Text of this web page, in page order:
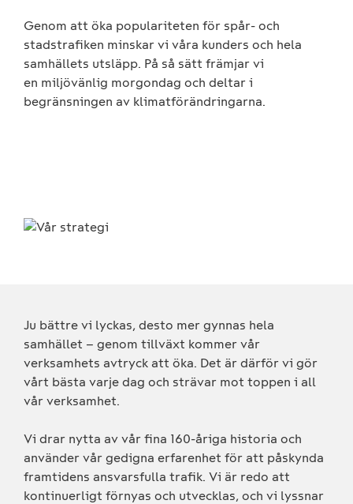
Genom att öka populariteten för spår- och
stadstrafiken minskar vi våra kunders och hela
samhällets utsläpp. På så sätt främjar vi
en miljövänlig morgondag och deltar i
begränsningen av klimatförändringarna.
Ju bättre vi lyckas, desto mer gynnas hela
samhället – genom tillväxt kommer vår
verksamhets avtryck att öka. Det är därför vi gör
vårt bästa varje dag och strävar mot toppen i all
vår verksamhet.
Vi drar nytta av vår fina 160-åriga historia och
använder vår gedigna erfarenhet för att påskynda
framtidens ansvarsfulla trafik. Vi är redo att
kontinuerligt förnyas och utvecklas, och vi lyssnar